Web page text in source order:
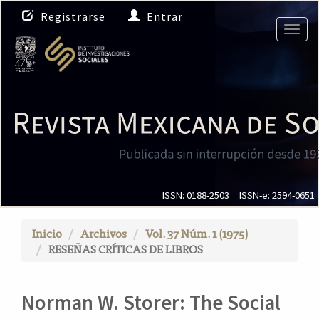
N
a
v
e
g
i
ó
n
c
C
Registrarse Entrar
ISSN: 0188-2503 ISSN-e: 2594-0651
Inicio Archivos
Vol. 37 Núm. 1 (1975)
RESEÑAS CRÍTICAS DE LIBROS
Norman W. Storer: The Social